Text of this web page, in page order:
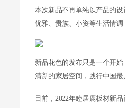
本次新品不再单纯以产品的
优雅、贵族、小资等生活情调
新品花色的发布只是一个开
清新的家居空间，践行中国最
目前，2022年睦居鹿板材新